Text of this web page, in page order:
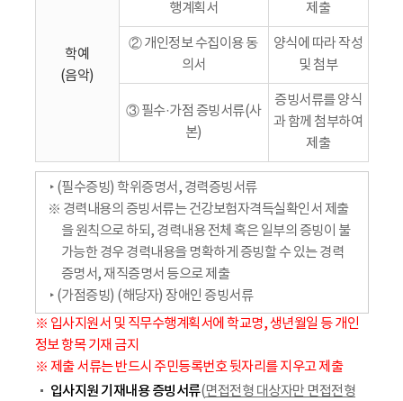
학예
(음악)
행계획서
제출
② 개인정보 수집이용 동
의서
양식에 따라 작성
및 첨부
③ 필수·가점 증빙서류(사
본)
증빙서류를 양식
과 함께 첨부하여
제출
‣ (필수증빙) 학위증명서, 경력증빙서류
※ 경력내용의 증빙서류는 건강보험자격득실확인서 제출
을 원칙으로 하되, 경력내용 전체 혹은 일부의 증빙이 불
가능한 경우 경력내용을 명확하게 증빙할 수 있는 경력
증명서, 재직증명서 등으로 제출
‣ (가점증빙) (해당자) 장애인 증빙서류
※ 입사지원서 및 직무수행계획서에 학교명, 생년월일 등 개인
정보 항목 기재 금지
※ 제출 서류는 반드시 주민등록번호 뒷자리를 지우고 제출
입사지원 기재내용 증빙서류(면접전형 대상자만 면접전형